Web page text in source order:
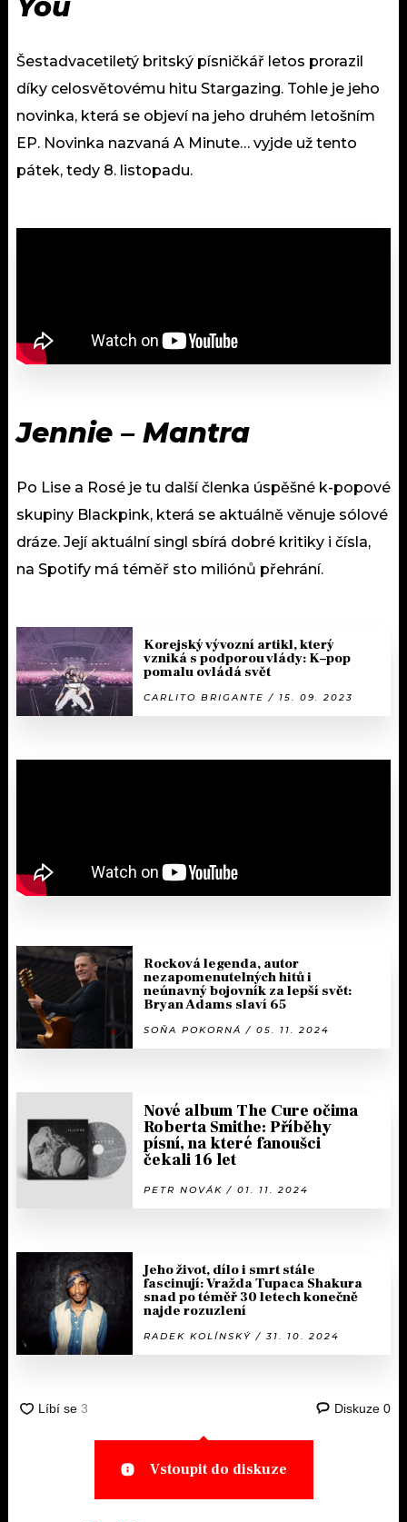
Šestadvacetiletý britský písničkář letos prorazil
díky celosvětovému hitu Stargazing. Tohle je jeho
novinka, která se objeví na jeho druhém letošním
EP. Novinka nazvaná A Minute… vyjde už tento
pátek, tedy 8. listopadu.
Jennie – Mantra
Po Lise a Rosé je tu další členka úspěšné k-popové
skupiny Blackpink, která se aktuálně věnuje sólové
dráze. Její aktuální singl sbírá dobré kritiky i čísla,
na Spotify má téměř sto miliónů přehrání.
Korejský vývozní artikl, který
vzniká s podporou vlády: K–pop
pomalu ovládá svět
CARLITO BRIGANTE / 15. 09. 2023
Rocková legenda, autor
nezapomenutelných hitů i
neúnavný bojovník za lepší svět:
Bryan Adams slaví 65
SOŇA POKORNÁ / 05. 11. 2024
Nové album The Cure očima
Roberta Smithe: Příběhy
písní, na které fanoušci
čekali 16 let
PETR NOVÁK / 01. 11. 2024
Jeho život, dílo i smrt stále
fascinují: Vražda Tupaca Shakura
snad po téměř 30 letech konečně
najde rozuzlení
RADEK KOLÍNSKÝ / 31. 10. 2024
Diskuze 0
Vstoupit do diskuze